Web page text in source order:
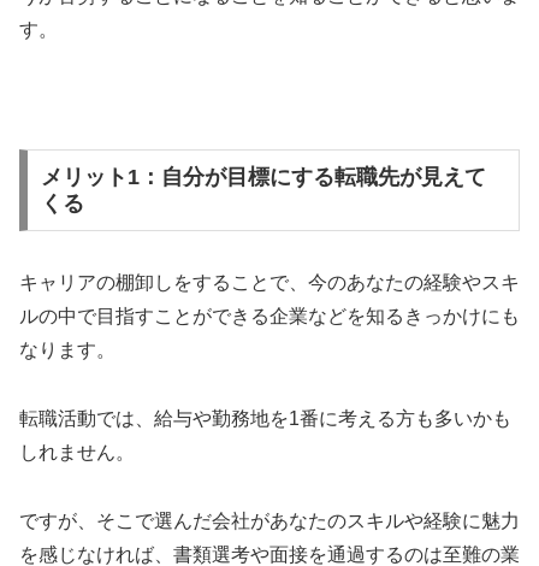
す。
メリット1：自分が目標にする転職先が見えて
くる
キャリアの棚卸しをすることで、今のあなたの経験やスキ
ルの中で目指すことができる企業などを知るきっかけにも
なります。
転職活動では、給与や勤務地を1番に考える方も多いかも
しれません。
ですが、そこで選んだ会社があなたのスキルや経験に魅力
を感じなければ、書類選考や面接を通過するのは至難の業